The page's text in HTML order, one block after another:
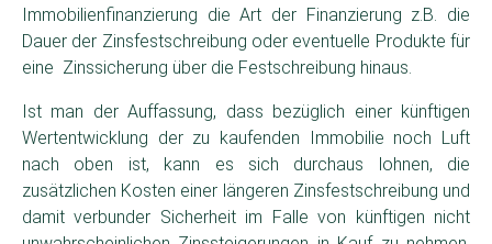
Immobilienfinanzierung die Art der Finanzierung z.B. die
Dauer der Zinsfestschreibung oder eventuelle Produkte für
eine Zinssicherung über die Festschreibung hinaus.
Ist man der Auffassung, dass bezüglich einer künftigen
Wertentwicklung der zu kaufenden Immobilie noch Luft
nach oben ist, kann es sich durchaus lohnen, die
zusätzlichen Kosten einer längeren Zinsfestschreibung und
damit verbunder Sicherheit im Falle von künftigen nicht